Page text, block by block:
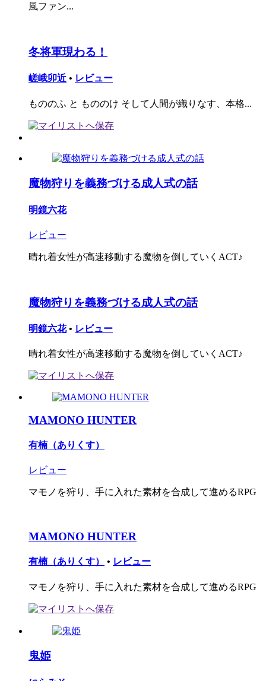
風ファン...
冬将軍現わる！
嵯峨卯近 • レビュー
もののふ と もののけ そして人間が織りなす、本格...
魔物狩りを義務づける成人式の話
明鏡六花
レビュー
晴れ着女性が高速移動する魔物を倒していくACT♪
魔物狩りを義務づける成人式の話
明鏡六花 • レビュー
晴れ着女性が高速移動する魔物を倒していくACT♪
MAMONO HUNTER
有楠（ありくす）
レビュー
マモノを狩り、手に入れた素材を合成して進めるRPG
MAMONO HUNTER
有楠（ありくす） • レビュー
マモノを狩り、手に入れた素材を合成して進めるRPG
鬼姫